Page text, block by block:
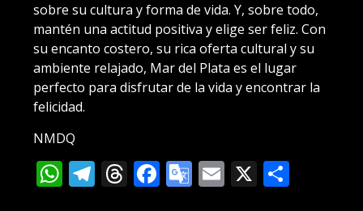
sobre su cultura y forma de vida. Y, sobre todo,
mantén una actitud positiva y elige ser feliz. Con
su encanto costero, su rica oferta cultural y su
ambiente relajado, Mar del Plata es el lugar
perfecto para disfrutar de la vida y encontrar la
felicidad.
NMDQ
WhatsApp
Telegram
Threads
Facebook
Google
Email
X